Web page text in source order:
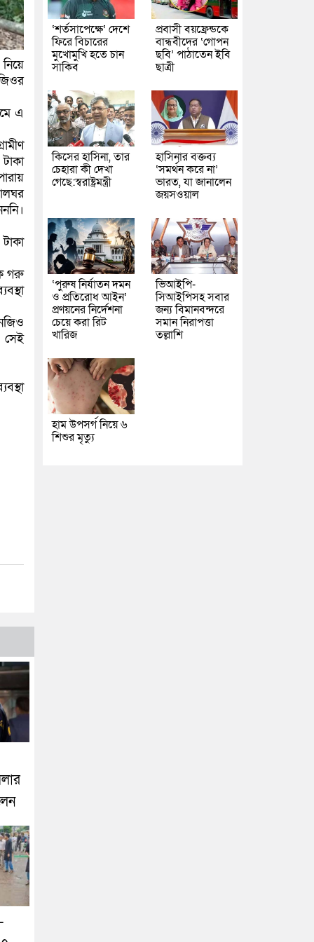
এ
গরু
সেই
‘শর্তসাপেক্ষে’ দেশে
ফিরে বিচারের
মুখোমুখি হতে চান
সাকিব
প্রবাসী বয়ফ্রেন্ডকে
বান্ধবীদের ‘গোপন
ছবি’ পাঠাতেন ইবি
ছাত্রী
কিসের হাসিনা, তার
চেহারা কী দেখা
গেছে:স্বরাষ্ট্রমন্ত্রী
হাসিনার বক্তব্য
‘সমর্থন করে না’
ভারত, যা জানালেন
জয়সওয়াল
‘পুরুষ নির্যাতন দমন
ও প্রতিরোধ আইন’
প্রণয়নের নির্দেশনা
চেয়ে করা রিট
খারিজ
ভিআইপি-
সিআইপিসহ সবার
জন্য বিমানবন্দরে
সমান নিরাপত্তা
তল্লাশি
হাম উপসর্গ নিয়ে ৬
শিশুর মৃত্যু